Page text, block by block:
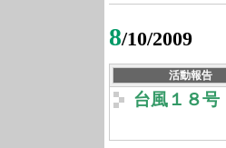
8/10/2009
活動報告
台風１８号